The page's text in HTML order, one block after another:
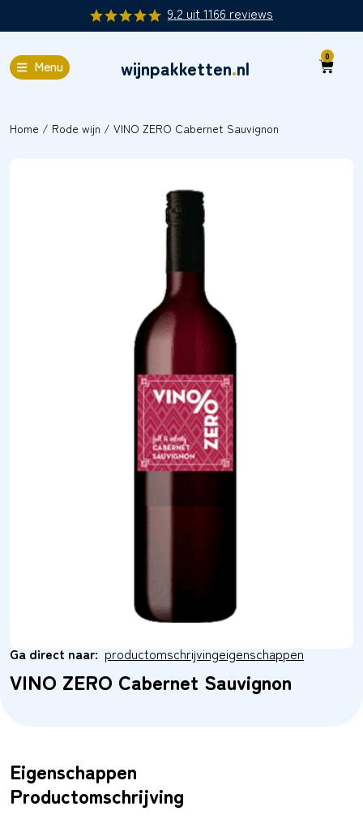
9.2 uit1166 reviews
Menu wijnpakketten.nl 0
Home / Rode wijn / VINO ZERO Cabernet Sauvignon
Ga direct naar: productomschrijvingeigenschappen
VINO ZERO Cabernet Sauvignon
Productomschrijving
Eigenschappen